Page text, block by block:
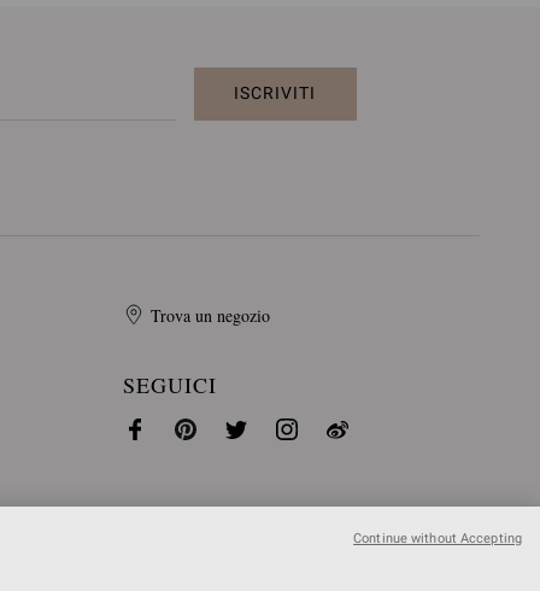
ISCRIVITI
Trova un negozio
SEGUICI
Continue without Accepting